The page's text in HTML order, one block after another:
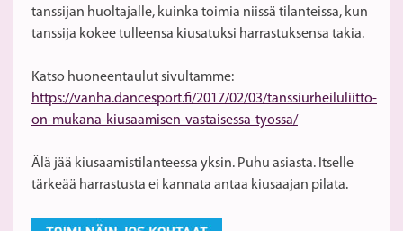
tanssijan huoltajalle, kuinka toimia niissä tilanteissa, kun
tanssija kokee tulleensa kiusatuksi harrastuksensa takia.
Katso huoneentaulut sivultamme:
https://vanha.dancesport.fi/2017/02/03/tanssiurheiluliitto-
on-mukana-kiusaamisen-vastaisessa-tyossa/
Älä jää kiusaamistilanteessa yksin. Puhu asiasta. Itselle
tärkeää harrastusta ei kannata antaa kiusaajan pilata.